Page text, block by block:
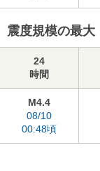
震度規模の最大
24
時間
M4.4
08/10
00:48頃